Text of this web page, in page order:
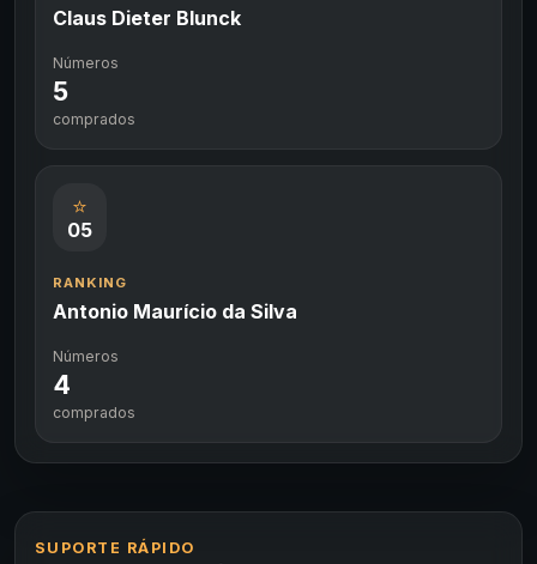
Claus Dieter Blunck
Números
5
comprados
⭐
05
RANKING
Antonio Maurício da Silva
Números
4
comprados
SUPORTE RÁPIDO